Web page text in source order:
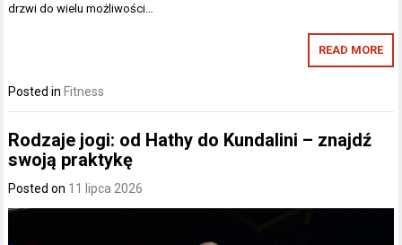
drzwi do wielu możliwości…
READ MORE
Posted in Fitness
Rodzaje jogi: od Hathy do Kundalini – znajdź
swoją praktykę
Posted on 11 lipca 2026